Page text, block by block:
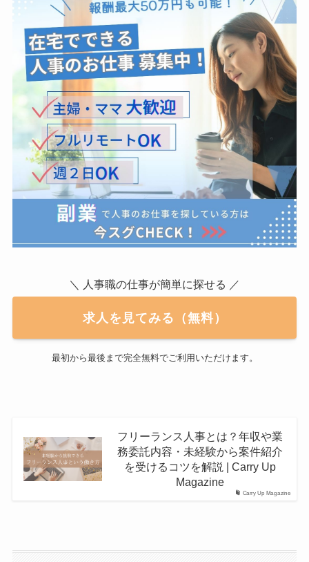
＼ 人事職の仕事が簡単に探せる ／
求人を見てみる（無料）
最初から最後まで完全無料でご利用いただけます。
Carry Up Magazine
フリーランス人事とは？年収や業
務委託内容・未経験から案件紹介
を受けるコツを解説 | Carry Up
Magazine